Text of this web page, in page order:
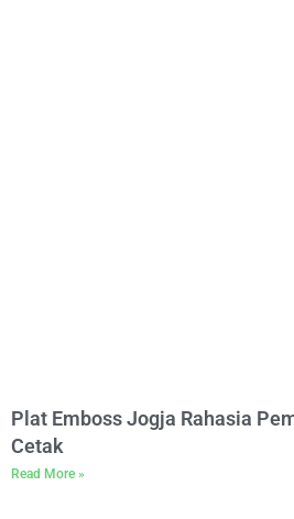
Plat Emboss Jogja Rahasia
Cetak
Read More »